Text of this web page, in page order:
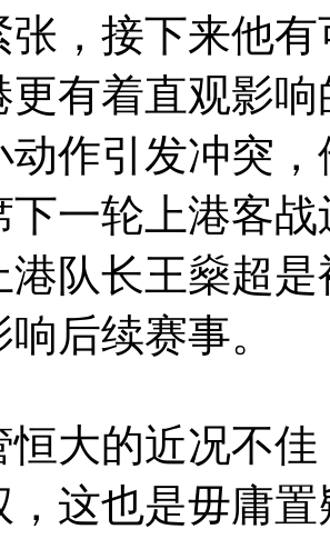
张，接下来他
更有着直观影
动作引发冲突
下一轮上港客
港队长王燊超
后续赛事。
的近况不佳
，这也是毋庸